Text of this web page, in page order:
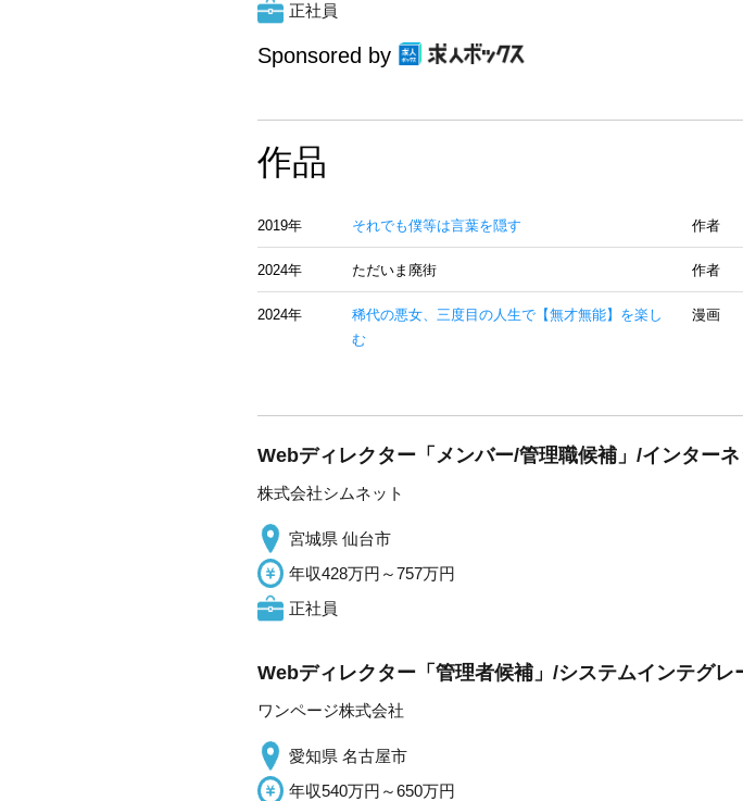
正社員
Sponsored by
作品
2019年 それでも僕等は言葉を隠す 作者
2024年 ただいま廃街 作者
2024年
稀代の悪女、三度目の人生で【無才無能】を楽し
む
漫画
Webディレクター「メンバー/管理職候補」/インター
株式会社シムネット
宮城県 仙台市
年収428万円～757万円
正社員
Webディレクター「管理者候補」/システムインテグレ
ワンページ株式会社
愛知県 名古屋市
年収540万円～650万円